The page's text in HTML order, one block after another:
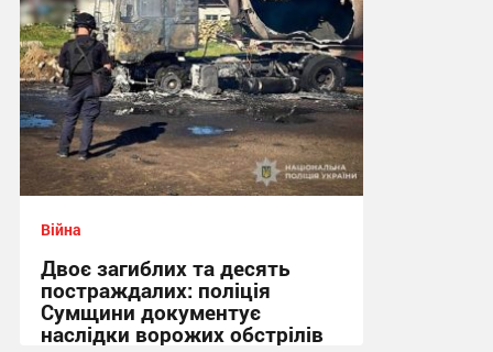
Війна
Двоє загиблих та десять
постраждалих: поліція
Сумщини документує
наслідки ворожих обстрілів